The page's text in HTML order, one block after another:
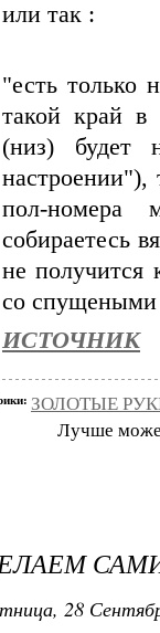
или так :
"есть только
такой край в
(низ) будет
настроении"),
пол-номера
собираетесь
не получится
со спущеными
ИСТОЧНИК
ЗОЛОТЫЕ
Лучше
28